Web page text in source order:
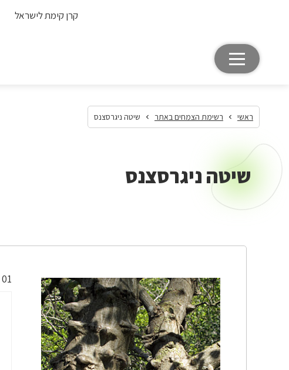
קרן קימת לישראל
ראשי רשימת הצמחים באתר שיטה ניגרסצנס
שיטה ניגרסצנס
01 ינואר 1900